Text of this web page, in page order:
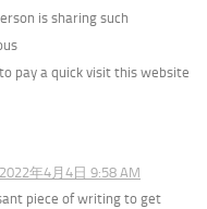
is sharing such
pay a quick visit this website
2022年4月4日 9:58 AM
piece of writing to get